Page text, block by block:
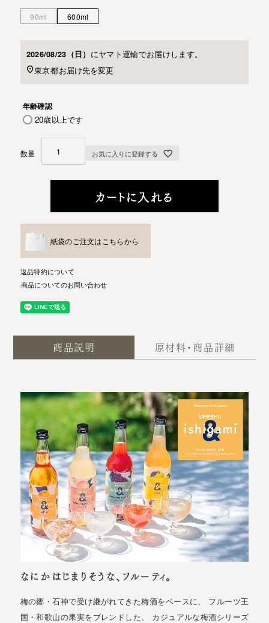
90ml 600ml
2026/08/23（日） にヤマト運輸でお届けします。
東京都お届け先を変更
年齢確認
20歳以上です
お気に入りに登録する
カートに入れる
紙袋のご注文はこちらから
返品特約について
商品についてのお問い合わせ
商品説明 原材料・商品詳細
なにかはじまりそうな、フルーティ。
梅の郷・石神で受け継がれてきた梅酒をベースに、 フルーツ王
国・和歌山の果実をブレンドした、 カジュアルな梅酒シリーズ